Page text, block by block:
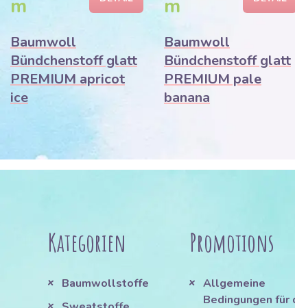
m
Baumwoll
Bündchenstoff glatt
PREMIUM apricot
ice
m
Baumwoll
Bündchenstoff glatt
PREMIUM pale
banana
Kategorien
Baumwollstoffe
Promotions
Allgemeine
Bedingungen für